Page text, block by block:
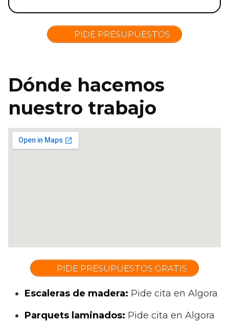
PIDE PRESUPUESTOS
Dónde hacemos
nuestro trabajo
PIDE PRESUPUESTOS GRATIS
Escaleras de madera: Pide cita en Algora
Parquets laminados: Pide cita en Algora